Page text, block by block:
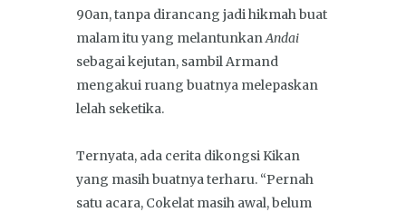
90an, tanpa dirancang jadi hikmah buat
malam itu yang melantunkanAndai
sebagai kejutan, sambil Armand
mengakui ruang buatnya melepaskan
lelah seketika.
Ternyata, ada cerita dikongsi Kikan
yang masih buatnya terharu. “Pernah
satu acara, Cokelat masih awal, belum